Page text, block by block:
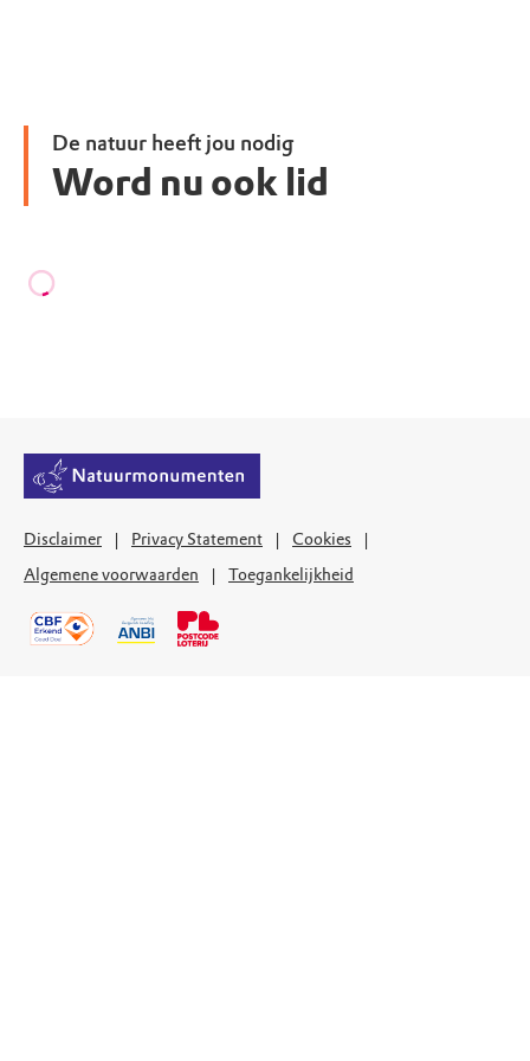
De natuur heeft jou nodig
Word nu ook lid
Disclaimer Privacy Statement
Cookies
Algemene voorwaarden
Toegankelijkheid